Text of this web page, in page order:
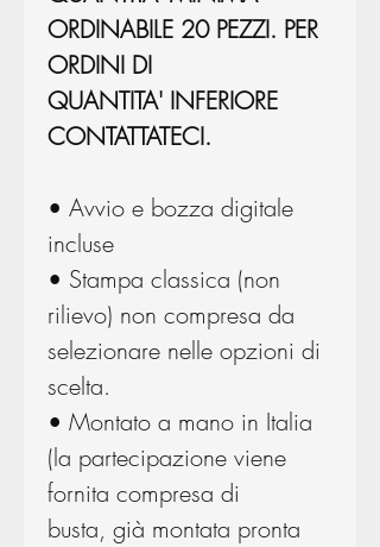
ORDINABILE 20 PEZZI. PER
ORDINI DI
QUANTITA' INFERIORE
CONTATTATECI.
• Avvio e bozza digitale
incluse
• Stampa classica (non
rilievo) non compresa da
selezionare nelle opzioni di
scelta.
• Montato a mano in Italia
(la partecipazione viene
fornita compresa di
busta, già montata pronta